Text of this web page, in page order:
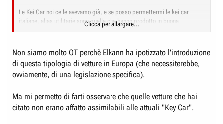
Le Kei Car noi ce le avevamo già, e se posso permettermi le kei car
italiane, alias utilitarie sono quelle che hanno prodotto in buona
percentuale il benessere nel nostro paese. E se in giappone sono storia
risultato della nostra cultura automobilistica.
600 quella dei tempi d'oro, dauphine, 127 Uno Punto Grande Punto
Panda A112, Y10, Y.....tanto per citarne alcuni, fatte con soldi privati da
senza incentivi statali, e mi permetto con nulla da invidiare alle Kei car, in
soldoni una chessò 850 rispetto alla honda 360 o alla Daihatsu 1100 del
tempo....non doveva abbassare lo sguardo....
Clicca per allargare...
Non siamo molto OT perchè Elkann ha ipotizzato l'introduzione
di questa tipologia di vetture in Europa (che necessiterebbe,
ovviamente, di una legislazione specifica).
Ma mi permetto di farti osservare che quelle vetture che hai
citato non erano affatto assimilabili alle attuali "Key Car".